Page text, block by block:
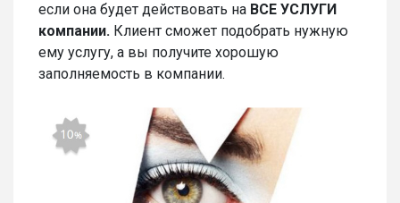
если она будет действовать на ВСЕ УСЛУГИ
компании. Клиент сможет подобрать нужную
ему услугу, а вы получите хорошую
заполняемость в компании.